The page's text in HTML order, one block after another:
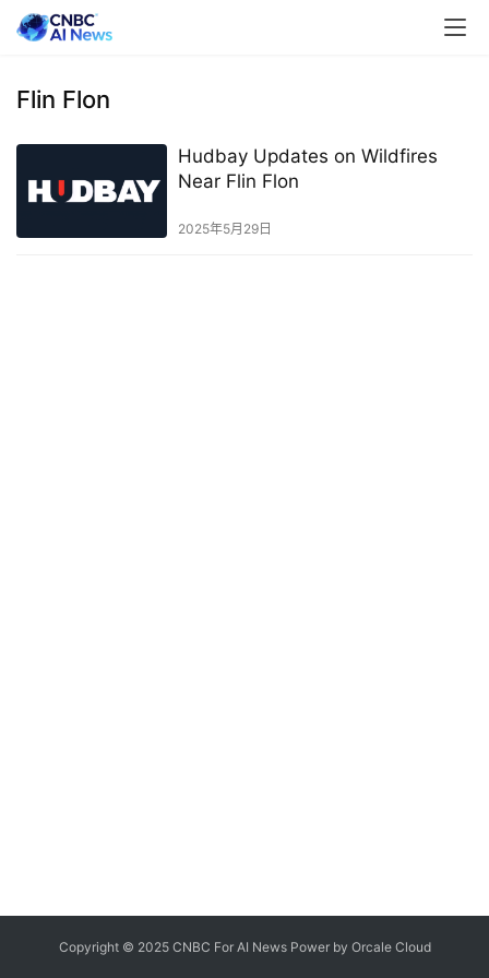
Flin Flon
Hudbay Updates on Wildfires
Near Flin Flon
2025年5月29日
Copyright © 2025 CNBC For AI News Power by OrcaleCloud